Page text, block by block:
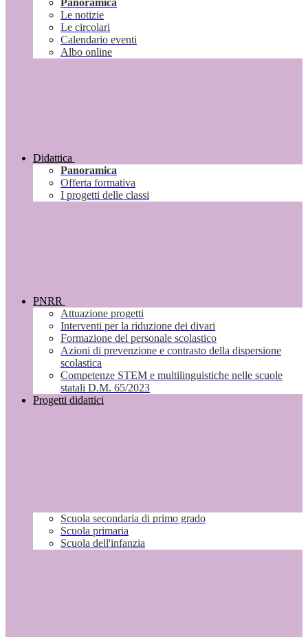
Panoramica
Le notizie
Le circolari
Calendario eventi
Albo online
Didattica
Panoramica
Offerta formativa
I progetti delle classi
PNRR
Attuazione progetti
Interventi per la riduzione dei divari
Formazione del personale scolastico
Azioni di prevenzione e contrasto della dispersione
scolastica
Competenze STEM e multilinguistiche nelle scuole
statali D.M. 65/2023
Progetti didattici
Scuola secondaria di primo grado
Scuola primaria
Scuola dell'infanzia